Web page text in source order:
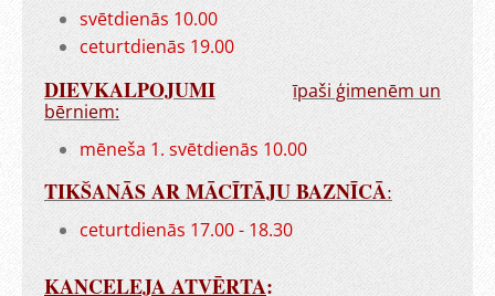
svētdienās 10.00
ceturtdienās 19.00
DIEVKALPOJUMI
īpaši ģimenēm un
bērniem:
mēneša 1. svētdienās 10.00
TIKŠANĀS AR MĀCĪTĀJU BAZNĪCĀ:
ceturtdienās 17.00 - 18.30
KANCELEJA ATVĒRTA: